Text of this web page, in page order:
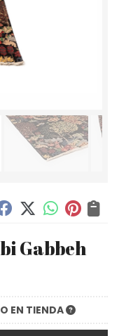
Gabbeh
EN TIENDA